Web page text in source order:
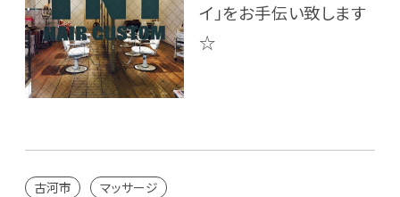
イ」をお手伝い致します
☆
古河市 マッサージ